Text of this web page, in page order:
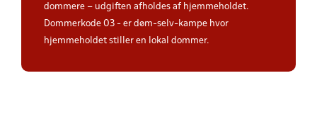
dommere – udgiften afholdes af hjemmeholdet.
Dommerkode 03 - er døm-selv-kampe hvor
hjemmeholdet stiller en lokal dommer.